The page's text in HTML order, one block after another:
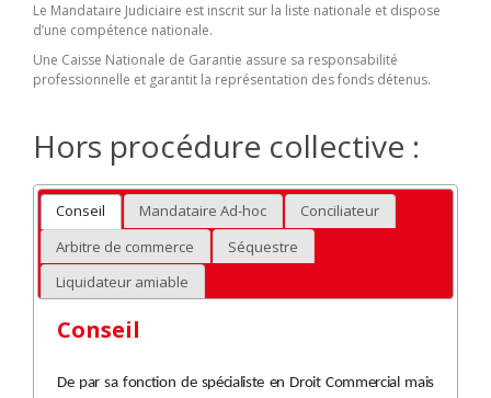
Le Mandataire Judiciaire est inscrit sur la liste nationale et dispose
d’une compétence nationale.
Une Caisse Nationale de Garantie assure sa responsabilité
professionnelle et garantit la représentation des fonds détenus.
Hors procédure collective :
Conseil Mandataire Ad-hoc
Conciliateur
Arbitre de commerce
Séquestre
Liquidateur amiable
Conseil
De par sa fonction de spécialiste en Droit Commercial mais